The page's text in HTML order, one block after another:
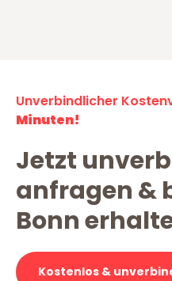
Unverbindlicher
Minuten!
Jetzt
anfragen &
Bonn
Kostenlos &